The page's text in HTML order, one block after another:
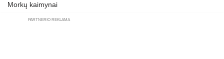
Morkų kaimynai
PARTNERIO REKLAMA